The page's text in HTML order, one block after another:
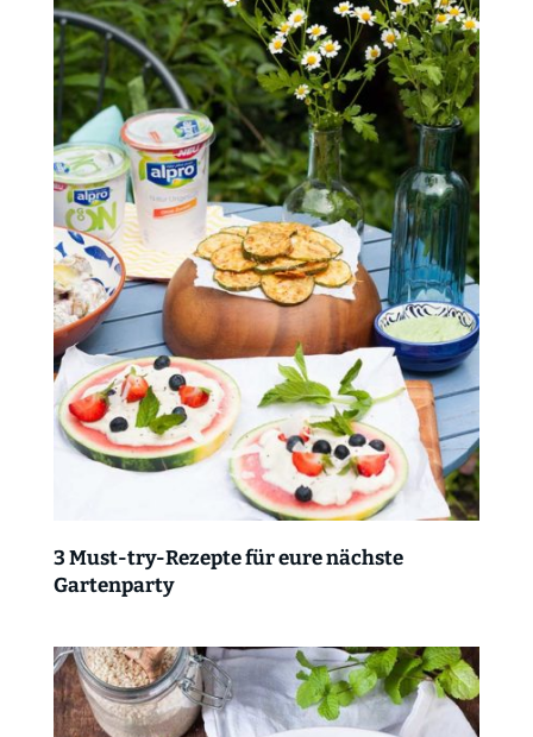
3 Must-try-Rezepte für eure nächste
Gartenparty